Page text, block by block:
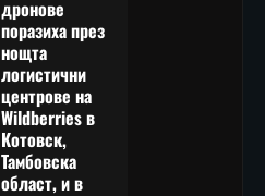
дронове
поразиха през
нощта
логистични
центрове на
Wildberries в
Котовск,
Тамбовска
област, и в